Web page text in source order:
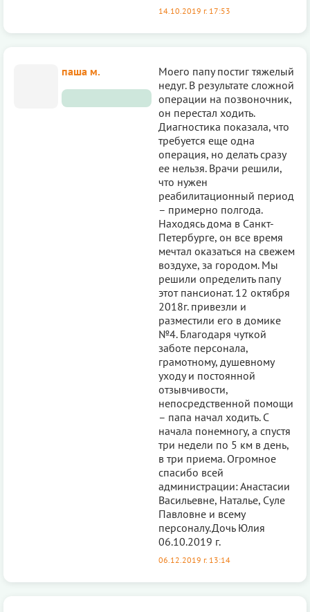
14.10.2019 г. 17:53
паша м.
Моего папу постиг тяжелый
недуг. В результате сложной
операции на позвоночник,
он перестал ходить.
Диагностика показала, что
требуется еще одна
операция, но делать сразу
ее нельзя. Врачи решили,
что нужен
реабилитационный период
– примерно полгода.
Находясь дома в Санкт-
Петербурге, он все время
мечтал оказаться на свежем
воздухе, за городом. Мы
решили определить папу
этот пансионат. 12 октября
2018г. привезли и
разместили его в домике
№4. Благодаря чуткой
заботе персонала,
грамотному, душевному
уходу и постоянной
отзывчивости,
непосредственной помощи
– папа начал ходить. С
начала понемногу, а спустя
три недели по 5 км в день,
в три приема. Огромное
спасибо всей
администрации: Анастасии
Васильевне, Наталье, Суле
Павловне и всему
персоналу.Дочь Юлия
06.10.2019 г.
06.12.2019 г. 13:14